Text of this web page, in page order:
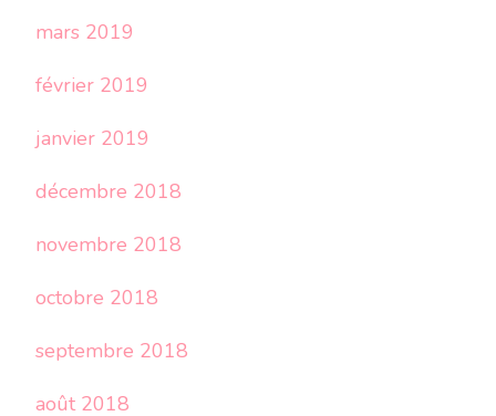
mars 2019
février 2019
janvier 2019
décembre 2018
novembre 2018
octobre 2018
septembre 2018
août 2018